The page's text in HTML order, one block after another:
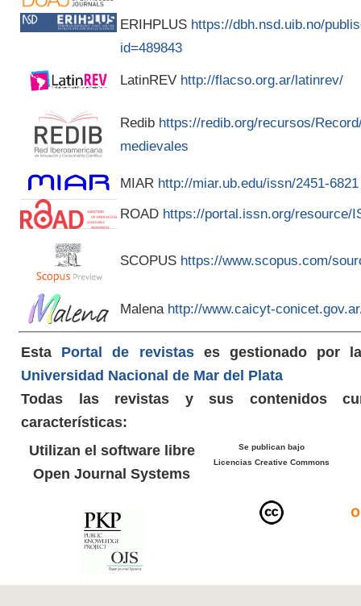
ERIHPLUS https://dbh.nsd.uib.no/
id=489843
LatinREV http://flacso.org.ar/latinrev/
Redib https://redib.org/recursos/
medievales
MIAR http://miar.ub.edu/issn/2451-6821
ROAD https://portal.issn.org/resource/
SCOPUS https://www.scopus.com/
Malena http://www.caicyt-
Esta Portal de revistases gestionado por
Universidad Nacional de Mar del Plata
Todas las revistas y sus contenidos
características:
Utilizan el software libre
Open Journal Systems
Se publican bajo
Licencias Creative Commons